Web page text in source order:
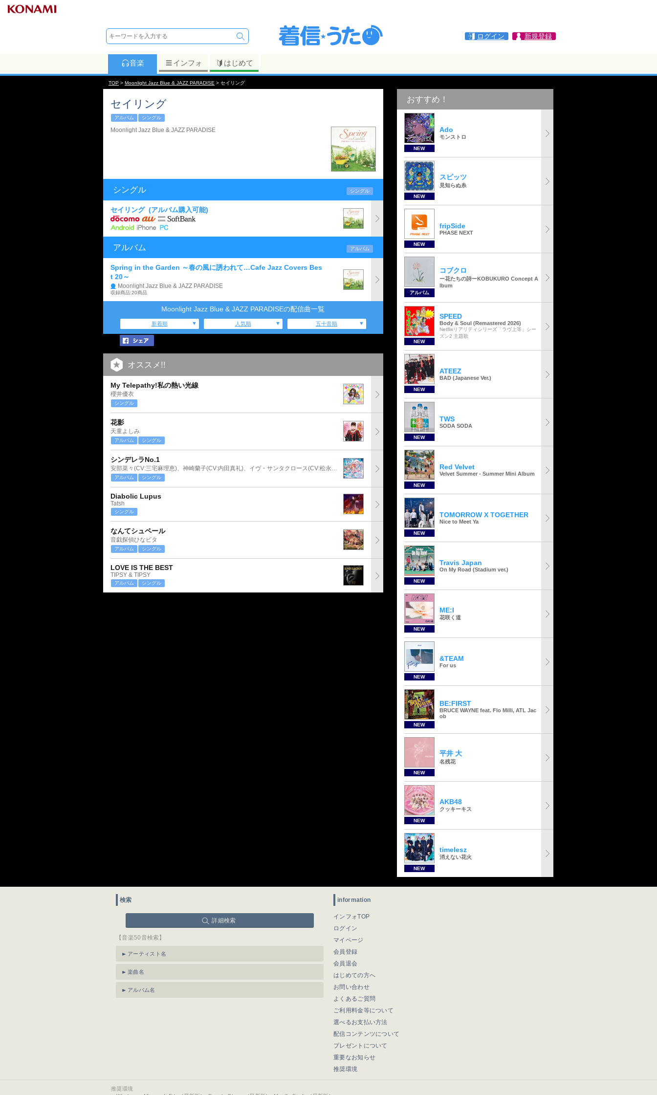
ログイン 新規登録
音楽 インフォ はじめて
TOP > Moonlight Jazz Blue & JAZZ PARADISE > セイリング
セイリング
アルバム シングル
Moonlight Jazz Blue & JAZZ PARADISE
シングル シングル
セイリング (アルバム購入可能)
アルバム アルバム
Spring in the Garden ～春の風に誘われて…Cafe Jazz Covers Bes
t 20～
Moonlight Jazz Blue & JAZZ PARADISE
収録商品:20商品
Moonlight Jazz Blue & JAZZ PARADISEの配信曲一覧
新着順 人気順 五十音順
オススメ!!
My Telepathy!私の熱い光線
櫻井優衣
シングル
花影
天童よしみ
アルバム シングル
シンデレラNo.1
安部菜々(CV:三宅麻理恵)、神崎蘭子(CV:内田真礼)、イヴ・サンタクロース(CV:松永あかね)
アルバム シングル
Diabolic Lupus
Tatsh
シングル
なんてシュペール
音戯探偵ひなビタ
アルバム シングル
LOVE IS THE BEST
TIPSY & TIPSY
アルバム シングル
おすすめ！
NEW
Ado
モンストロ
NEW
スピッツ
見知らぬ糸
NEW
fripSide
PHASE NEXT
アルバム
コブクロ
ー花たちの詩ーKOBUKURO Concept A
lbum
NEW
SPEED
Body & Soul (Remastered 2026)
Netflixリアリティシリーズ「ラヴ上等」シー
ズン2 主題歌
NEW
ATEEZ
BAD (Japanese Ver.)
NEW
TWS
SODA SODA
NEW
Red Velvet
Velvet Summer - Summer Mini Album
NEW
TOMORROW X TOGETHER
Nice to Meet Ya
NEW
Travis Japan
On My Road (Stadium ver.)
NEW
ME:I
花咲く道
NEW
&TEAM
For us
NEW
BE:FIRST
BRUCE WAYNE feat. Flo Milli, ATL Jac
ob
NEW
平井 大
名残花
NEW
AKB48
クッキーキス
NEW
timelesz
消えない花火
検索
詳細検索
【音楽50音検索】
アーティスト名
楽曲名
アルバム名
information
インフォTOP
ログイン
マイページ
会員登録
会員退会
はじめての方へ
お問い合わせ
よくあるご質問
ご利用料金等について
選べるお支払い方法
配信コンテンツについて
プレゼントについて
重要なお知らせ
推奨環境
推奨環境